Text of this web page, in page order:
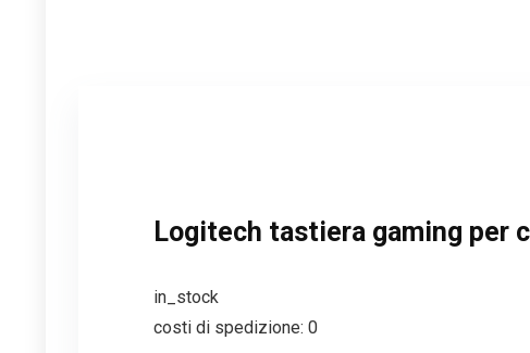
Logitech tastiera gaming per
in_stock
costi di spedizione: 0